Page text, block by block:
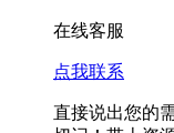
在线客服
点我联系
直接说出您的